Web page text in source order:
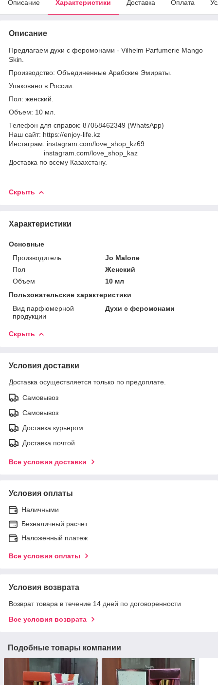
Описание Характеристики Доставка Оплата
Описание
Предлагаем духи с феромонами - Vilhelm Parfumerie Mango
Skin.
Производство: Объединенные Арабские Эмираты.
Упаковано в России.
Пол: женский.
Объем: 10 мл.
Телефон для справок: 87058462349 (WhatsApp)
Наш сайт: https://enjoy-life.kz
Инстаграм: instagram.com/love_shop_kz69
instagram.com/love_shop_kaz
Доставка по всему Казахстану.
Скрыть
Характеристики
Основные
Производитель
Jo Malone
Пол
Женский
Объем
10 мл
Пользовательские характеристики
Вид парфюмерной
продукции
Духи с феромонами
Скрыть
Условия доставки
Доставка осуществляется только по предоплате.
Самовывоз
Самовывоз
Доставка курьером
Доставка почтой
Все условия доставки
Условия оплаты
Наличными
Безналичный расчет
Наложенный платеж
Все условия оплаты
Условия возврата
Возврат товара в течение 14 дней по договоренности
Все условия возврата
Подобные товары компании